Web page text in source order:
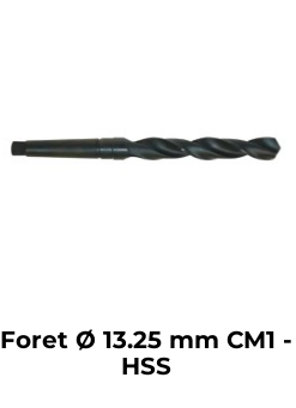
Foret Ø 13.25 mm CM1 -
HSS